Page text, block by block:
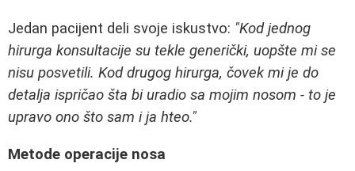
Jedan pacijent deli svoje iskustvo: "Kod jednog
hirurga konsultacije su tekle generički, uopšte mi se
nisu posvetili. Kod drugog hirurga, čovek mi je do
detalja ispričao šta bi uradio sa mojim nosom - to je
upravo ono što sam i ja hteo."
Metode operacije nosa